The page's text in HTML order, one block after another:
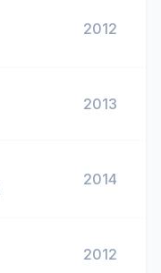
2012
2013
2014
2012